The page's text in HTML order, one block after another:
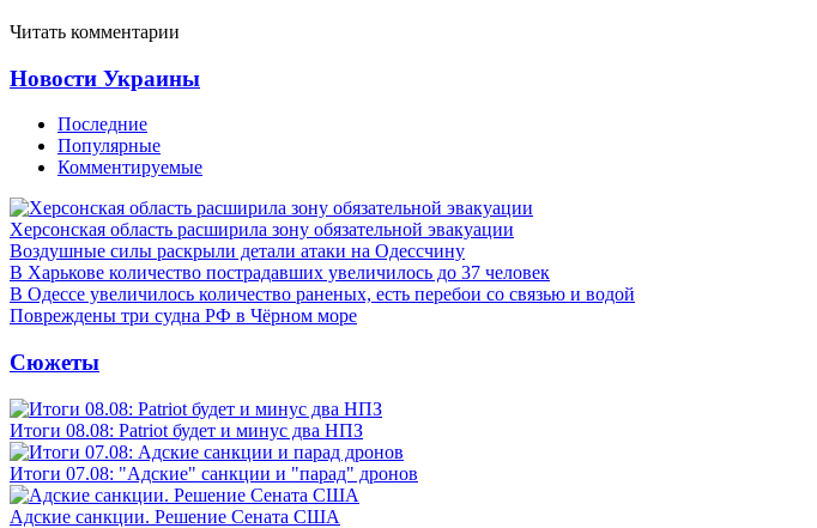
Читать комментарии
Новости Украины
Последние
Популярные
Комментируемые
Херсонская область расширила зону обязательной эвакуации
Воздушные силы раскрыли детали атаки на Одессчину
В Харькове количество пострадавших увеличилось до 37 человек
В Одессе увеличилось количество раненых, есть перебои со связью и водой
Повреждены три судна РФ в Чёрном море
Сюжеты
Итоги 08.08: Patriot будет и минус два НПЗ
Итоги 07.08: "Адские" санкции и "парад" дронов
Адские санкции. Решение Сената США